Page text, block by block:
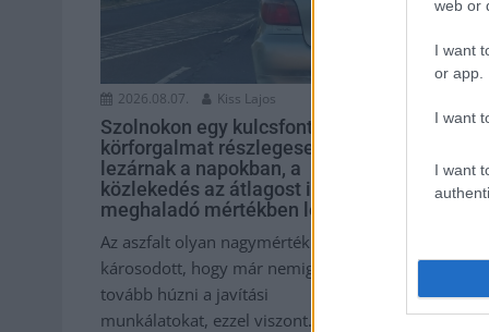
web or
I want
or app.
I want
I want
2026.08.07. Kiss Lajos
Szolnokon egy kulcsfontosságú
körforgalmat részlegesen
lezárnak a napokban, a
közlekedés az átlagost is
meghaladó mértékben lebénul
Az aszfalt olyan nagymértékben
károsodott, hogy már nemigen lehet
tovább húzni a javítási
munkálatokat, ezzel viszont...
Ön
isler?
Igazi retró
otthon